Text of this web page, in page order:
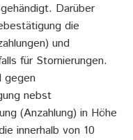
Darüber
die
und
für Stornierungen.
nebst
(Anzahlung) in Höhe
innerhalb von 10